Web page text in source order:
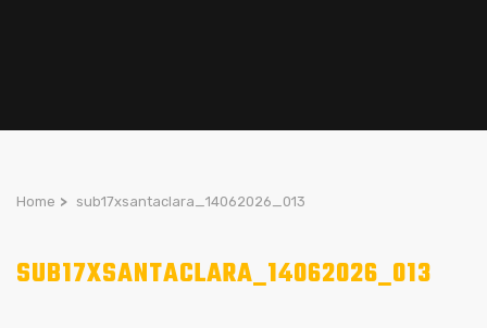
Home > sub17xsantaclara_14062026_013
SUB17XSANTACLARA_14062026_013